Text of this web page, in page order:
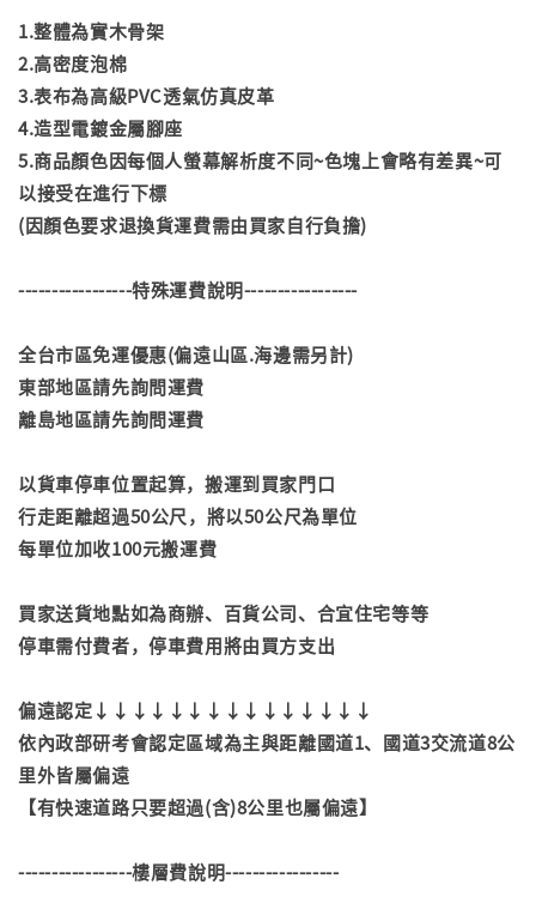
1.整體為實木骨架
2.高密度泡棉
3.表布為高級PVC透氣仿真皮革
4.造型電鍍金屬腳座
5.商品顏色因每個人螢幕解析度不同~色塊上會略有差異~可
以接受在進行下標
(因顏色要求退換貨運費需由買家自行負擔)
-----------------特殊運費說明-----------------
全台市區免運優惠(偏遠山區.海邊需另計)
東部地區請先詢問運費
離島地區請先詢問運費
以貨車停車位置起算，搬運到買家門口
行走距離超過50公尺，將以50公尺為單位
每單位加收100元搬運費
買家送貨地點如為商辦、百貨公司、合宜住宅等等
停車需付費者，停車費用將由買方支出
偏遠認定↓↓↓↓↓↓↓↓↓↓↓↓↓↓↓
依內政部研考會認定區域為主與距離國道1、國道3交流道8公
里外皆屬偏遠
【有快速道路只要超過(含)8公里也屬偏遠】
-----------------樓層費說明-----------------